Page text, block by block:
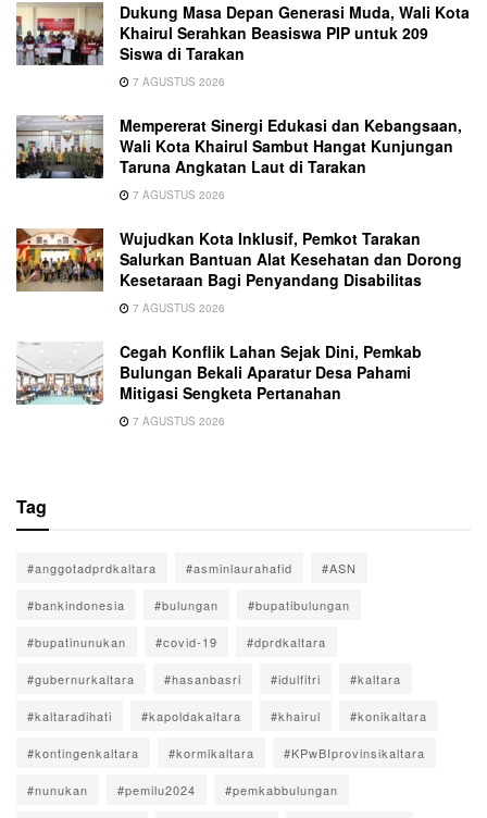
Dukung Masa Depan Generasi Muda, Wali Kota
Khairul Serahkan Beasiswa PIP untuk 209
Siswa di Tarakan
7 AGUSTUS 2026
Mempererat Sinergi Edukasi dan Kebangsaan,
Wali Kota Khairul Sambut Hangat Kunjungan
Taruna Angkatan Laut di Tarakan
7 AGUSTUS 2026
Wujudkan Kota Inklusif, Pemkot Tarakan
Salurkan Bantuan Alat Kesehatan dan Dorong
Kesetaraan Bagi Penyandang Disabilitas
7 AGUSTUS 2026
Cegah Konflik Lahan Sejak Dini, Pemkab
Bulungan Bekali Aparatur Desa Pahami
Mitigasi Sengketa Pertanahan
7 AGUSTUS 2026
Tag
#anggotadprdkaltara #asminlaurahafid #ASN
#bankindonesia #bulungan #bupatibulungan
#bupatinunukan #covid-19 #dprdkaltara
#gubernurkaltara #hasanbasri #idulfitri #kaltara
#kaltaradihati #kapoldakaltara #khairul #konikaltara
#kontingenkaltara #kormikaltara #KPwBIprovinsikaltara
#nunukan #pemilu2024 #pemkabbulungan